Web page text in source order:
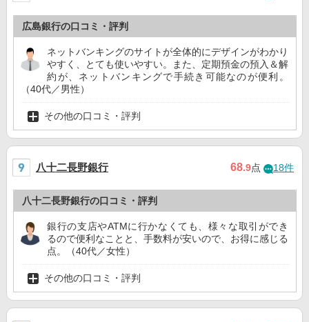
広島銀行の口コミ・評判
ネットバンキングのサイトが全体的にデザインがわかり
やすく、とても使いやすい。また、定期預金の預入＆解
約が、ネットバンキングで手続き可能なのが便利。
（40代／男性）
その他の口コミ・評判
八十二長野銀行 68.9点 18件
八十二長野銀行の口コミ・評判
銀行の支店やATMに行かなくても、様々な取引ができ
るので便利なことと、手数料が安いので、お得に感じる
点。（40代／女性）
その他の口コミ・評判